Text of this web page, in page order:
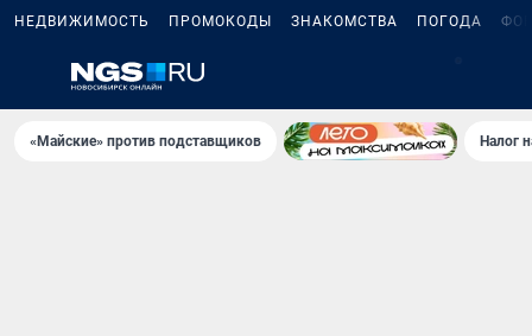
НЕДВИЖИМОСТЬ ПРОМОКОДЫ ЗНАКОМСТВА ПОГОДА
«Майские» против подставщиков Налог